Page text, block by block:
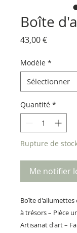
Boîte
43,00 €Prix
Modèle *
Quantité *
Rupture de
Me notifier
Boîte d'allumettes
à trésors – Pièce
Artisanat d'art –